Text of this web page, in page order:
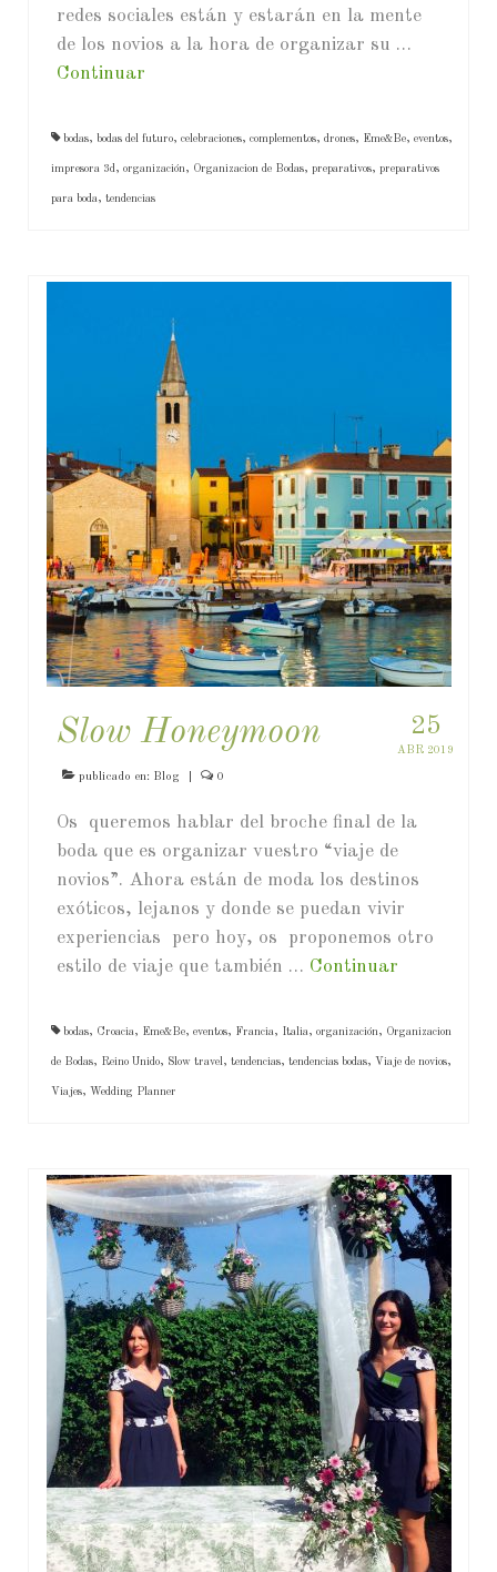
redes sociales están y estarán en la mente
de los novios a la hora de organizar su …
Continuar
bodas, bodas del futuro, celebraciones, complementos, drones, Eme&Be, eventos,
impresora 3d, organización, Organizacion de Bodas, preparativos, preparativos
para boda, tendencias
25
ABR 2019
Slow Honeymoon
publicado en: Blog 0
Os queremos hablar del broche final de la
boda que es organizar vuestro “viaje de
novios”. Ahora están de moda los destinos
exóticos, lejanos y donde se puedan vivir
experiencias pero hoy, os proponemos otro
estilo de viaje que también … Continuar
bodas, Croacia, Eme&Be, eventos, Francia, Italia, organización, Organizacion
de Bodas, Reino Unido, Slow travel, tendencias, tendencias bodas, Viaje de novios,
Viajes, Wedding Planner